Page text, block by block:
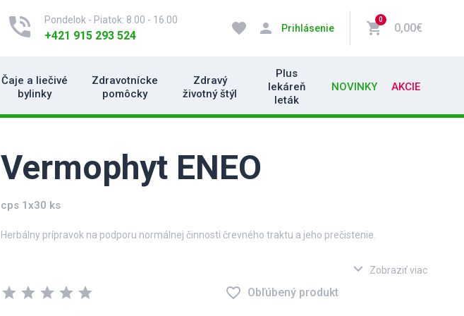
phone_in_talk Pondelok - Piatok: 8.00 - 16.00
+421 915 293 524 favorite person Prihlásenie shopping_cart
0
0,00€
Čaje a liečivé
bylinky
Zdravotnícke
pomôcky
Zdravý
životný štýl
Plus
lekáreň
leták
NOVINKY AKCIE
Vermophyt ENEO
cps 1x30 ks
Herbálny prípravok na podporu normálnej činnosti črevného traktu a jeho prečistenie.
Prítomnosť parazitických cudzopasníkov (napr. mrľa detská) v gastrointestinálnom trakte sa
prejavuje najčastejšie svrbením v okolí konečníka (prípadne pošvy). Menej často sa vyskytujú
prejavy žalúdočnej nevoľnosti, až straty chuti do jedla, podráždenosť, nepokoj a nespavosť.
expand_more Zobraziť viac
star star star star star favorite_border Obľúbený produkt